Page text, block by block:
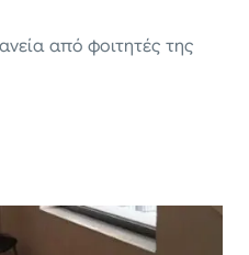
από φοιτητές της